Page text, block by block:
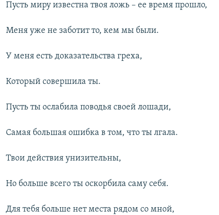
Пусть миру известна твоя ложь – ее время прошло,
Меня уже не заботит то, кем мы были.
У меня есть доказательства греха,
Который совершила ты.
Пусть ты ослабила поводья своей лошади,
Самая большая ошибка в том, что ты лгала.
Твои действия унизительны,
Но больше всего ты оскорбила саму себя.
Для тебя больше нет места рядом со мной,